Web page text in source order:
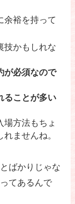
余裕を持って
技かもしれな
が必須なので
ることが多い
場方法もちょ
ませんね。
ばかりじゃな
てあるんで